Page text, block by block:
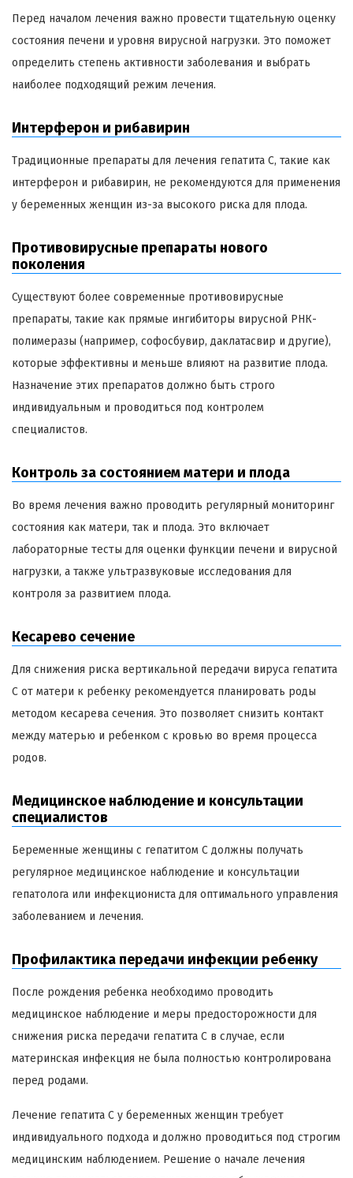
Перед началом лечения важно провести тщательную оценку
состояния печени и уровня вирусной нагрузки. Это поможет
определить степень активности заболевания и выбрать
наиболее подходящий режим лечения.
Интерферон и рибавирин
Традиционные препараты для лечения гепатита C, такие как
интерферон и рибавирин, не рекомендуются для применения
у беременных женщин из-за высокого риска для плода.
Противовирусные препараты нового
поколения
Существуют более современные противовирусные
препараты, такие как прямые ингибиторы вирусной РНК-
полимеразы (например, софосбувир, даклатасвир и другие),
которые эффективны и меньше влияют на развитие плода.
Назначение этих препаратов должно быть строго
индивидуальным и проводиться под контролем
специалистов.
Контроль за состоянием матери и плода
Во время лечения важно проводить регулярный мониторинг
состояния как матери, так и плода. Это включает
лабораторные тесты для оценки функции печени и вирусной
нагрузки, а также ультразвуковые исследования для
контроля за развитием плода.
Кесарево сечение
Для снижения риска вертикальной передачи вируса гепатита
C от матери к ребенку рекомендуется планировать роды
методом кесарева сечения. Это позволяет снизить контакт
между матерью и ребенком с кровью во время процесса
родов.
Медицинское наблюдение и консультации
специалистов
Беременные женщины с гепатитом C должны получать
регулярное медицинское наблюдение и консультации
гепатолога или инфекциониста для оптимального управления
заболеванием и лечения.
Профилактика передачи инфекции ребенку
После рождения ребенка необходимо проводить
медицинское наблюдение и меры предосторожности для
снижения риска передачи гепатита C в случае, если
материнская инфекция не была полностью контролирована
перед родами.
Лечение гепатита C у беременных женщин требует
индивидуального подхода и должно проводиться под строгим
медицинским наблюдением. Решение о начале лечения